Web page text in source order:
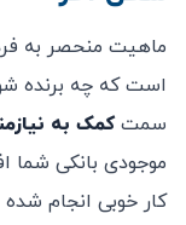
ماهیت منحصر به
است که چه برنده
سمتکمک به
موجودی بانکی شما
کار خوبی انجام